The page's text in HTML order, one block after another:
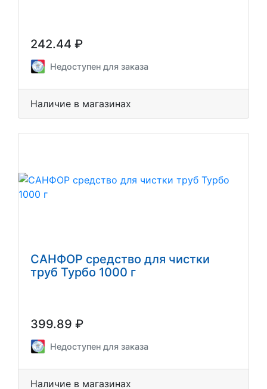
242.44 ₽
Недоступен для заказа
Наличие в магазинах
САНФОР средство для чистки
труб Турбо 1000 г
399.89 ₽
Недоступен для заказа
Наличие в магазинах